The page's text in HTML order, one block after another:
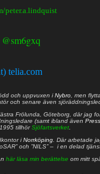
peter.a.lindquist
@sm6gxq
telia.com
och uppvuxen iNybro , men
och senare även
Frölunda, Göteborg, där jag
(samt ibland även
tillhörSjöfartsverket
iNorrköping . Där arbetade
och ”NILS” – i en delad
här läsa min berättelse om mitt